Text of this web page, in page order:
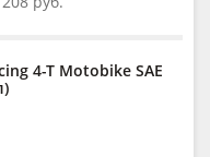
4-T Motobike SAE